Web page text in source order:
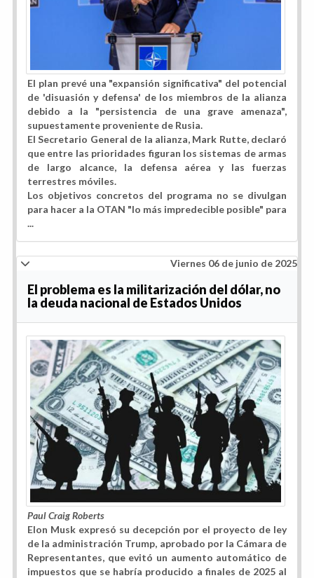
El plan prevé una "expansión significativa" del potencial
de 'disuasión y defensa' de los miembros de la alianza
debido a la "persistencia de una grave amenaza",
supuestamente proveniente de Rusia.
El Secretario General de la alianza, Mark Rutte, declaró
que entre las prioridades figuran los sistemas de armas
de largo alcance, la defensa aérea y las fuerzas
terrestres móviles.
Los objetivos concretos del programa no se divulgan
para hacer a la OTAN "lo más impredecible posible" para
...
Viernes 06 de junio de 2025
El problema es la militarización del dólar, no
la deuda nacional de Estados Unidos
Paul Craig Roberts
Elon Musk expresó su decepción por el proyecto de ley
de la administración Trump, aprobado por la Cámara de
Representantes, que evitó un aumento automático de
impuestos que se habría producido a finales de 2025 al